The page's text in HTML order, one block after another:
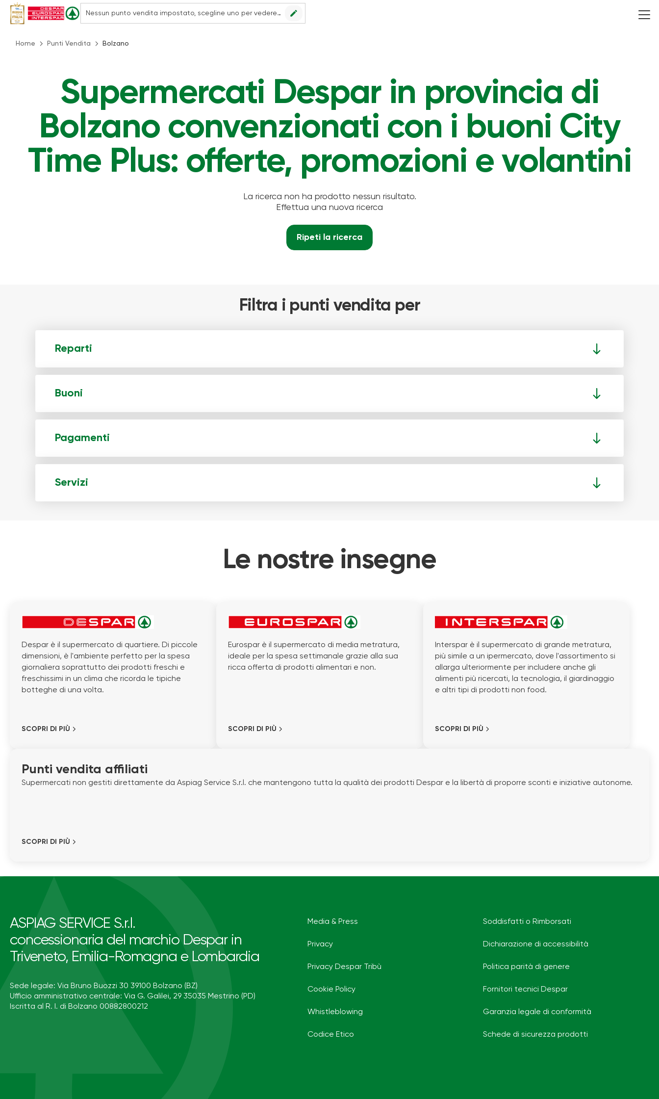
Nessun punto vendita impostato, scegline uno per vedere le offerte. edit
Home Punti Vendita Bolzano
Supermercati Despar in provincia di
Bolzano convenzionati con i buoni City
Time Plus: offerte, promozioni e volantini
La ricerca non ha prodotto nessun risultato.
Effettua una nuova ricerca
Ripeti la ricerca
Filtra i punti vendita per
Reparti
Buoni
Pagamenti
Servizi
Le nostre insegne
Despar è il supermercato di quartiere. Di piccole
dimensioni, è l'ambiente perfetto per la spesa
giornaliera soprattutto dei prodotti freschi e
freschissimi in un clima che ricorda le tipiche
botteghe di una volta.
SCOPRI DI PIÙ
Eurospar è il supermercato di media metratura,
ideale per la spesa settimanale grazie alla sua
ricca offerta di prodotti alimentari e non.
SCOPRI DI PIÙ
Interspar è il supermercato di grande metratura,
più simile a un ipermercato, dove l'assortimento si
allarga ulteriormente per includere anche gli
alimenti più ricercati, la tecnologia, il giardinaggio
e altri tipi di prodotti non food.
SCOPRI DI PIÙ
Punti vendita affiliati
Supermercati non gestiti direttamente da Aspiag Service S.r.l. che mantengono tutta la qualità dei prodotti Despar e la libertà di proporre sconti e iniziative autonome.
SCOPRI DI PIÙ
ASPIAG SERVICE S.r.l.
concessionaria del marchio Despar in
Triveneto, Emilia-Romagna e Lombardia
Sede legale: Via Bruno Buozzi 30 39100 Bolzano (BZ)
Ufficio amministrativo centrale: Via G. Galilei, 29 35035 Mestrino (PD)
Iscritta al R. I. di Bolzano 00882800212
Media & Press
Privacy
Privacy Despar Tribù
Cookie Policy
Whistleblowing
Codice Etico
Soddisfatti o Rimborsati
Dichiarazione di accessibilità
Politica parità di genere
Fornitori tecnici Despar
Garanzia legale di conformità
Schede di sicurezza prodotti